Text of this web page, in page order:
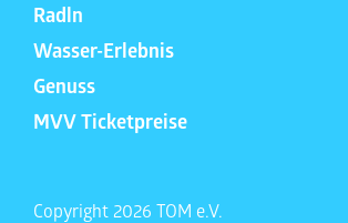
Radln
Wasser-Erlebnis
Genuss
MVV Ticketpreise
Copyright 2026 TOM e.V.